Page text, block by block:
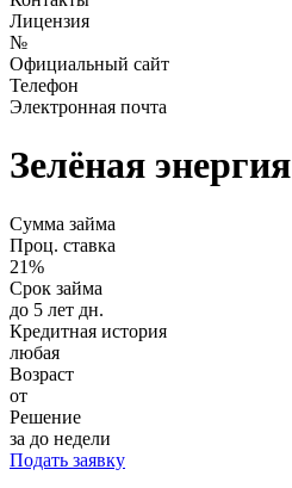
Лицензия
№
Официальный сайт
Телефон
Электронная почта
Зелёная энергия
Сумма займа
Проц. ставка
21%
Срок займа
до 5 лет дн.
Кредитная история
любая
Возраст
от
Решение
за до недели
Подать заявку